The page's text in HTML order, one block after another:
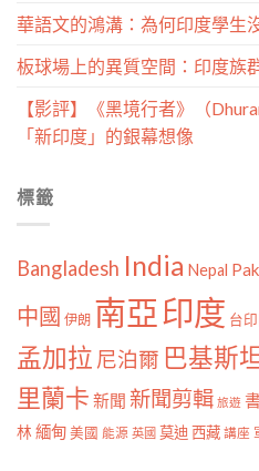
華語文的鴻溝：為何印度學生
板球場上的異質空間：印度族
【影評】《黑境行者》（
「新印度」的銀幕想像
標籤
Bangladesh India Nepal
中國 伊朗 南亞印度 台
孟加拉 尼泊爾 巴基斯
里蘭卡 新聞 新聞剪輯 旅遊
林 緬甸 美國 能源 英國 莫迪 西藏 講座